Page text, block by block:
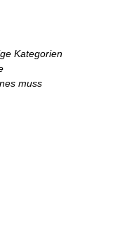
Kategorien
muss